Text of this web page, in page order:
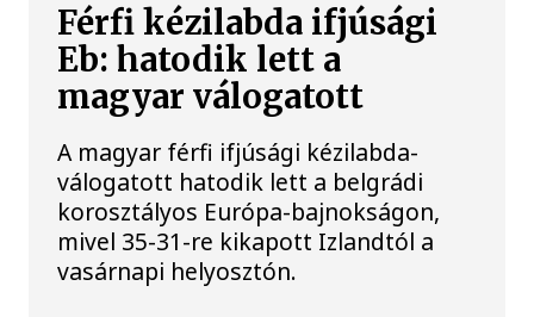
Férfi kézilabda ifjúsági
Eb: hatodik lett a
magyar válogatott
A magyar férfi ifjúsági kézilabda-
válogatott hatodik lett a belgrádi
korosztályos Európa-bajnokságon,
mivel 35-31-re kikapott Izlandtól a
vasárnapi helyosztón.